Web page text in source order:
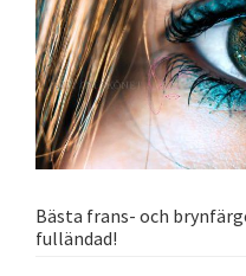
Bästa frans- och
fulländad!